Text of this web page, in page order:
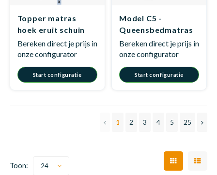
Topper matras
hoek eruit schuin
Bereken direct je prijs in
onze configurator
Start configuratie
Model C5 -
Queensbedmatras
Bereken direct je prijs in
onze configurator
Start configuratie
1 2 3 4 5 25
Toon: 24